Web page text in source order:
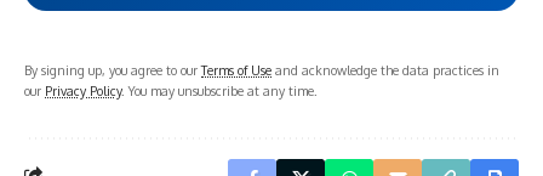
By signing up, you agree to ourTerms of Use and acknowledge the data practices in
our Privacy Policy. You may unsubscribe at any time.